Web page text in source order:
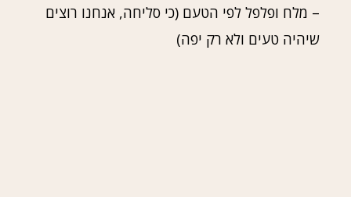
– מלח ופלפל לפי הטעם (כי סליחה, אנחנו רוצים
שיהיה טעים ולא רק יפה)